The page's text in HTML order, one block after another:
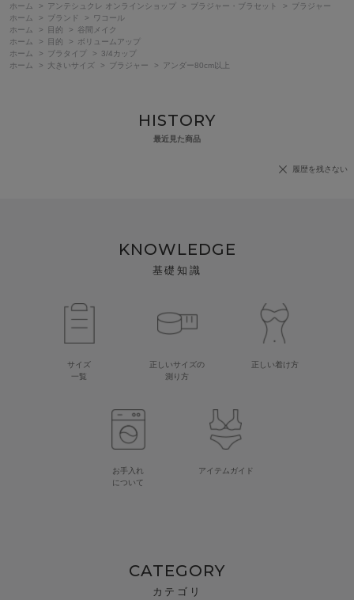
ホーム > アンテシュクレ オンラインショップ > ブラジャー・ブラセット >
ブラジャー
ホーム
> ブランド >
ワコール
ホーム
> 目的 >
谷間メイク
ホーム
> 目的 >
ボリュームアップ
ホーム
> ブラタイプ >
3/4カップ
ホーム
> 大きいサイズ > ブラジャー > アンダー80cm以上
HISTORY
最近見た商品
履歴を残さない
KNOWLEDGE
基礎知識
サイズ
一覧
正しいサイズの
測り方
正しい着け方
お手入れ
について
アイテムガイド
CATEGORY
カテゴリ